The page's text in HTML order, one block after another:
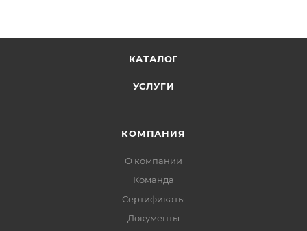
КАТАЛОГ
УСЛУГИ
КОМПАНИЯ
О компании
Команда
Сертификаты
Документы